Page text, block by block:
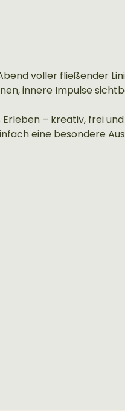
voller fließender
innere Impulse
– kreativ, frei
eine besondere